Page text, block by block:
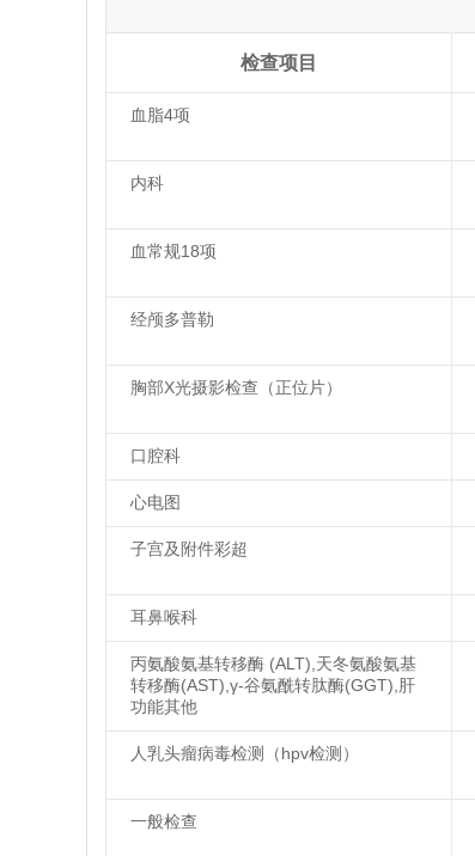
检查项目
血脂4项
内科
血常规18项
经颅多普勒
胸部X光摄影检查（正位片）
口腔科
心电图
子宫及附件彩超
耳鼻喉科
丙氨酸氨基转移酶 (ALT),天冬氨酸氨基
转移酶(AST),γ-谷氨酰转肽酶(GGT),肝
功能其他
人乳头瘤病毒检测（hpv检测）
一般检查